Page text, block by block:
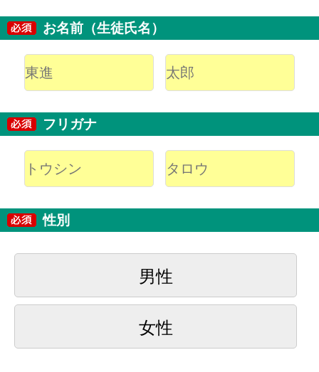
お名前（生徒氏名）
フリガナ
性別
男性
女性